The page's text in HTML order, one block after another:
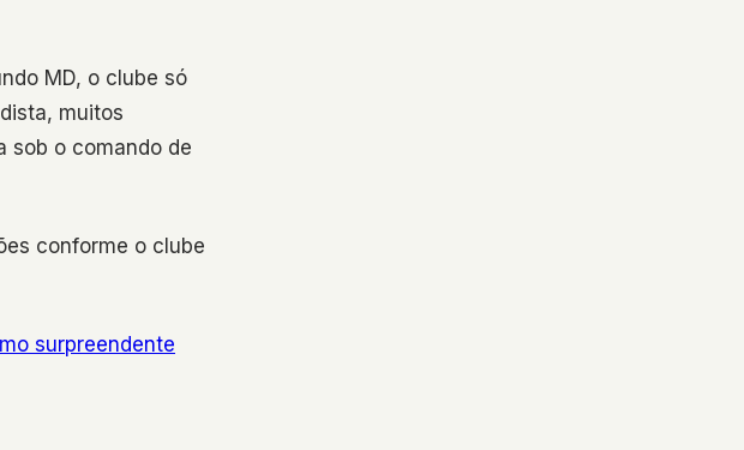
MD, o clube só
muitos
sob o comando de
conforme o clube
surpreendente